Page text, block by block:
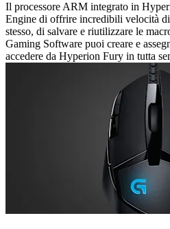
Il processore ARM integrato in
Engine di offrire incredibili velocità
stesso, di salvare e riutilizzare le
Gaming Software puoi creare e
accedere da Hyperion Fury in tutta